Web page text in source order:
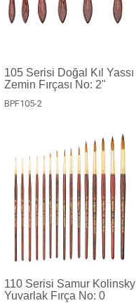
105 Serisi Doğal Kıl Yassı
Zemin Fırçası No: 2"
BPF105-2
110 Serisi Samur Kolinsky
Yuvarlak Fırça No: 0